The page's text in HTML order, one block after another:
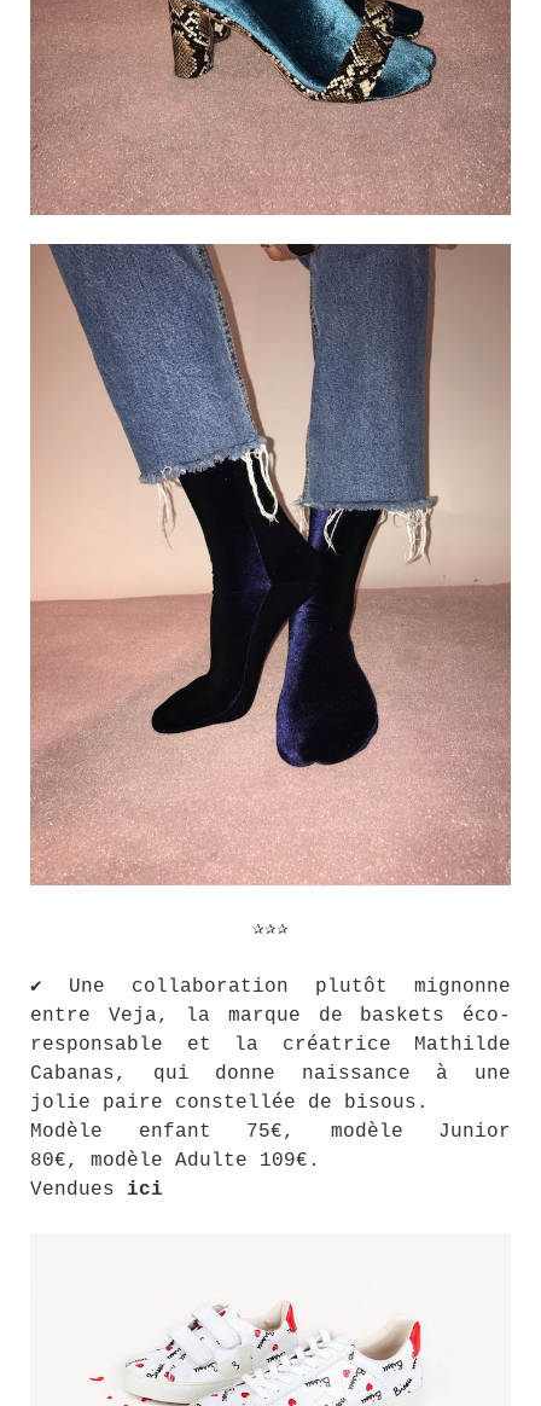
✰✰✰
✔ Une collaboration plutôt mignonne
entre Veja, la marque de baskets éco-
responsable et la créatrice Mathilde
Cabanas, qui donne naissance à une
jolie paire constellée de bisous.
Modèle enfant 75€, modèle Junior
80€, modèle Adulte 109€.
Vendues ici